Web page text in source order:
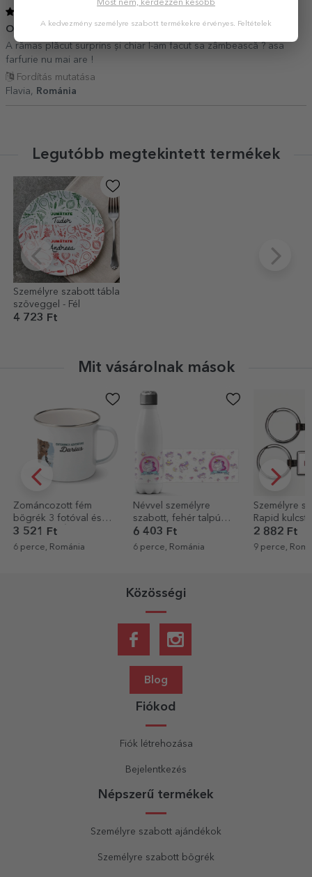
O surpriză super plăcută
A rămas plăcut surprins și chiar l-am facut sa zâmbească ? asa
farfurie nu mai are !
Fordítás mutatása
Flavia,
Románia
Legutóbb megtekintett termékek
Személyre szabott tábla
szöveggel - Fél
4 723 Ft
Mit vásárolnak mások
Névvel személyre
szabott, fehér talpú
termosz - Unicorns
6 403 Ft
6 perce, Románia
Személyre szabott FC
Rapid kulcstartó névvel
2 882 Ft
9 perce, Románia
Személyre
kendő
üvegek
Virágos
800 Ft
40 perce,
Közösségi
Blog
Fiókod
Fiók létrehozása
Bejelentkezés
Népszerű termékek
Személyre szabott ajándékok
Személyre szabott bögrék
Most nem, kérdezzen később
A kedvezmény személyre szabott termékekre érvényes. Feltételek